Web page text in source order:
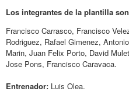
Los integrantes de la plantilla
Francisco Carrasco, Francisco
Rodriguez, Rafael Gimenez,
Marin, Juan Felix Porto, David
Jose Pons, Francisco Caravaca.
Entrenador: Luis Olea.